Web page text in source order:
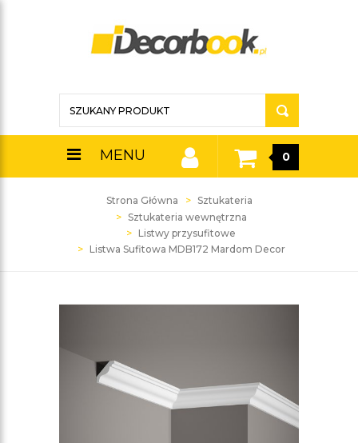
MENU 0
Strona Główna
Sztukateria
Sztukateria wewnętrzna
Listwy przysufitowe
Listwa Sufitowa MDB172 Mardom Decor